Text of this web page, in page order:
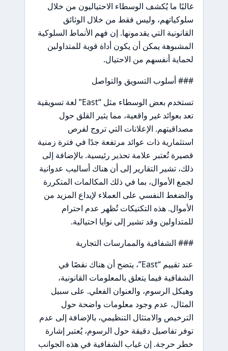
غالبًا ما يُكشف الوسطاء الاحتياليون من خلال
سلوكياتهم، وليس فقط من خلال الوثائق
القانونية التي يقدمونها. إن فهم الأنماط السلوكية
المشبوهة يمكن أن يكون أداة قوية للمتداولين
لحماية أنفسهم من الاحتيال.
### أسلوب التسويق والتواصل
تستخدم بعض الوسطاء مثل “East” لغة تسويقية
تعد بعوائد غير واقعية، مما يثير القلق حول
مصداقيتهم. الإعلانات التي تروج لفرص
استثمارية ذات عوائد مرتفعة جدًا في فترة زمنية
قصيرة تُعتبر علامة تحذير رئيسية. بالإضافة إلى
ذلك، تشير التقارير إلى أن هناك أساليب عدوانية
لجمع الأموال، بما في ذلك المكالمات المتكررة
والضغط النفسي على العملاء لإيداع المزيد من
الأموال. هذه التكتيكات تُظهر عدم احترام
للمتداولين وقد تشير إلى نوايا احتيالية.
### الشفافية والممارسات التجارية
عند تقييم “East”، يتضح أن هناك نقصًا في
الشفافية فيما يتعلق بالمعلومات القانونية،
وهيكل الرسوم، والعنوان الفعلي. على سبيل
المثال، عدم وجود معلومات واضحة حول
الترخيص والامتثال التنظيمي، بالإضافة إلى عدم
توفر تفاصيل دقيقة حول الرسوم، يُعتبر إشارة
خطر حرجة. إن غياب الشفافية في هذه الجوانب